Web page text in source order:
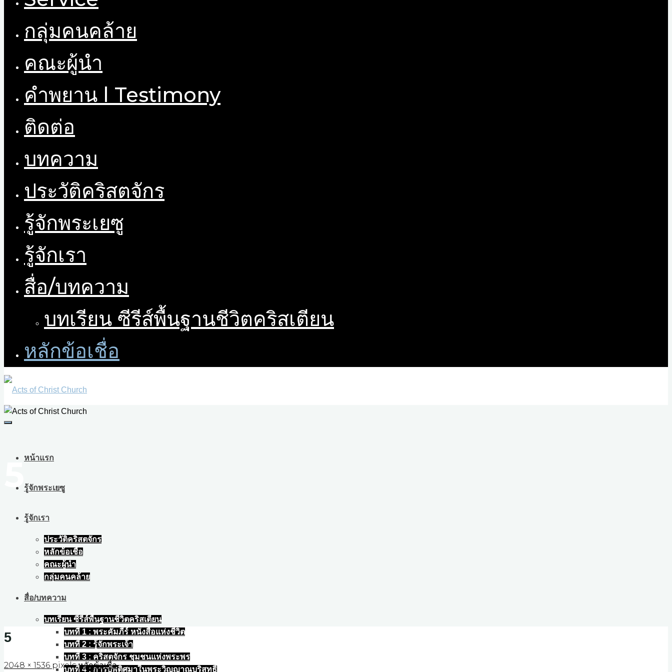
กลุ่มคนคล้าย
คณะผู้นำ
คำพยาน l Testimony
ติดต่อ
บทความ
ประวัติคริสตจักร
รู้จักพระเยซู
รู้จักเรา
สื่อ/บทความ
บทเรียน ซีรีส์พื้นฐานชีวิตคริสเตียน
หลักข้อเชื่อ
หน้าแรก
รู้จักพระเยซู
รู้จักเรา
ประวัติคริสตจักร
หลักข้อเชื่อ
คณะผู้นำ
กลุ่มคนคล้าย
สื่อ/บทความ
บทเรียน ซีรีส์พื้นฐานชีวิตคริสเตียน
บทที่ 1 : พระคัมภีร์ หนังสือแห่งชีวิต
บทที่ 2 : รู้จักพระเจ้า
บทที่ 3 : คริสตจักร ชุมชนแห่งพระพร
บทที่ 4 : การบัพติศมาในพระวิญญาณบริสุทธิ์
5
5
Full
2048 × 1536 pixels หลักข้อเชื่อ